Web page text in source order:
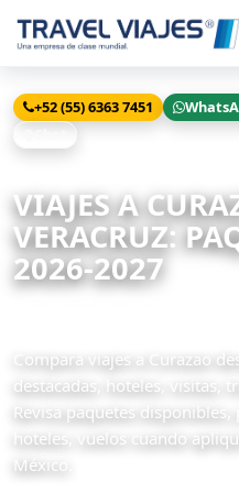
+52 (55) 6363 7451
VIAJES A
VERACRUZ:
2026-2027
Compara viajes a Curazao
destacadas, hoteles, visitas,
Revisa paquetes
hoteles, vuelos cuando
México.